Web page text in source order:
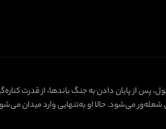
پس از پایان دادن به جنگ باندها، از قدرت
می‌شود. حالا او به‌تنهایی وارد میدان می‌شود